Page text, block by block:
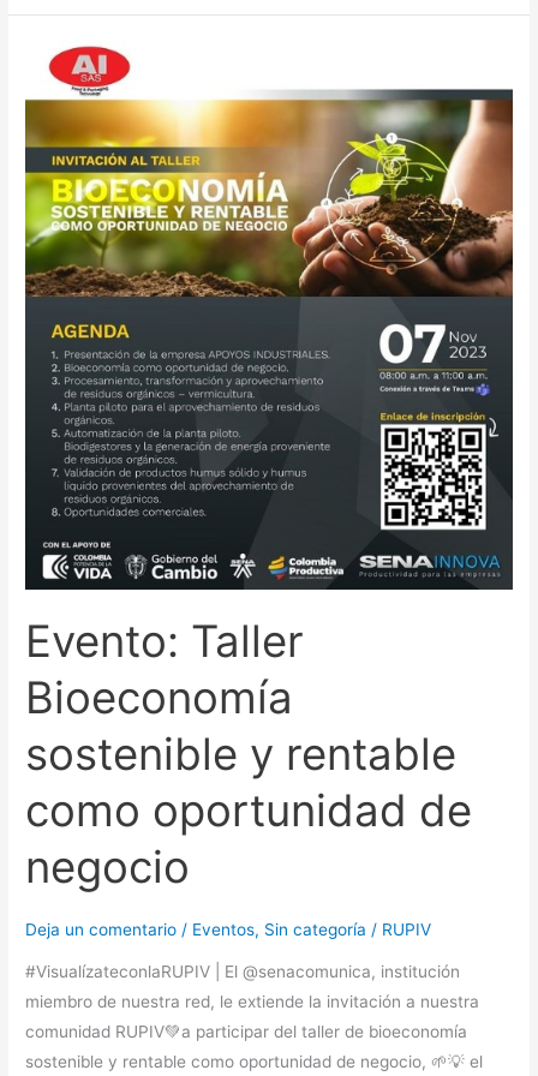
Evento: Taller
Bioeconomía
sostenible y rentable
como oportunidad de
negocio
Deja un comentario / Eventos, Sin categoría / RUPIV
#VisualízateconlaRUPIV | El @senacomunica, institución
miembro de nuestra red, le extiende la invitación a nuestra
comunidad RUPIV💚a participar del taller de bioeconomía
sostenible y rentable como oportunidad de negocio, 🌱💡 el
Evento:
Taller
Bioeconomía
sostenible
y
rentable
como
oportunidad
de
negocio